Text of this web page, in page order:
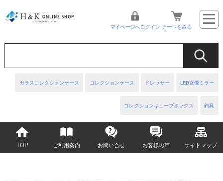
ガラスコレクションケース コレクションケース ドレッサー LED女優ミラー
コレクションキューブボックス 釣具
マイページへログイン カートをみる
TOP ご利用案内 お問い合せ お客様の声 サイトマップ